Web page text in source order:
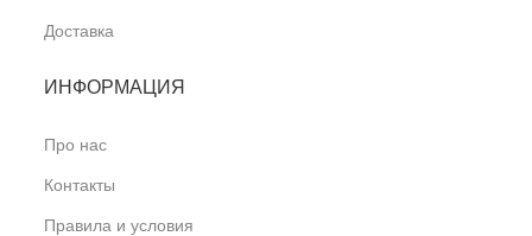
Доставка
ИНФОРМАЦИЯ
Про нас
Контакты
Правила и условия